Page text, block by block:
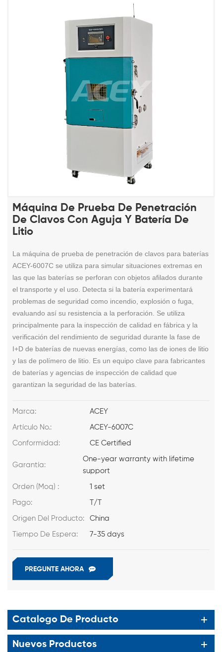
Máquina De Prueba De Penetración
De Clavos Con Aguja Y Batería De
Litio
La máquina de prueba de penetración de clavos para baterías
ACEY-6007C se utiliza para simular situaciones extremas en
las que las baterías se perforan con objetos afilados durante
el transporte y el uso. Detecta si la batería experimentará
problemas de seguridad como incendio, explosión o fuga,
evaluando así su resistencia a la perforación. Se utiliza
principalmente para la inspección de calidad en fábrica y la
verificación del rendimiento de seguridad durante la fase de
I+D de baterías de nuevas energías, como las de iones de litio
y las de polímero de litio. Es un equipo clave para fabricantes
de baterías y agencias de inspección de calidad que
garantizan la seguridad de las baterías.
Marca: ACEY
Artículo No.: ACEY-6007C
Conformidad: CE Certified
Garantía:
One-year warranty with lifetime
support
Orden (Moq) : 1 set
Pago: T/T
Origen Del Producto: China
Tiempo De Espera: 7-35 days
PREGUNTE AHORA
Catalogo De Producto
Nuevos Productos